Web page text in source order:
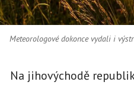
Meteorologové dokonce vydali i
Na jihovýchodě